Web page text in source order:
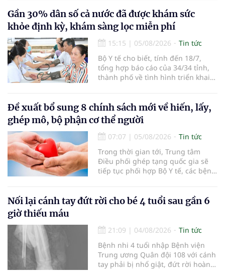
em bé đầu tiên chào đời.
Gần 30% dân số cả nước đã được khám sức
khỏe định kỳ, khám sàng lọc miễn phí
15:15 | 05/08/2026
Tin tức
Bộ Y tế cho biết, tính đến 18/7,
tổng hợp báo cáo của 34/34 tỉnh,
thành phố về tình hình triển khai
nhận 32.286.360 người, chiếm gần
30% dân số cả nước đã được khám
sức khỏe định kỳ năm nay.
Đề xuất bổ sung 8 chính sách mới về hiến, lấy,
ghép mô, bộ phận cơ thể người
07:07 | 05/08/2026
Tin tức
Trong thời gian tới, Trung tâm
Điều phối ghép tạng quốc gia sẽ
tiếp tục phối hợp Bộ Y tế, các bệnh
cường truyền thông, hoàn thiện
quy trình chuyên môn và hệ thống
hiến và ghép mô tạng.
Nối lại cánh tay đứt rời cho bé 4 tuổi sau gần 6
giờ thiếu máu
21:09 | 04/08/2026
Tin tức
Bệnh nhi 4 tuổi nhập Bệnh viện
Trung ương Quân đội 108 với cánh
tay phải bị nhổ giật, đứt rời hoàn